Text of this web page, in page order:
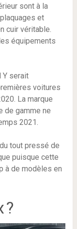
sont à la
et
cuir véritable.
équipements
Y serait
voitures
La marque
de gamme ne
2021.
tout pressé de
puisque cette
à de modèles en
?